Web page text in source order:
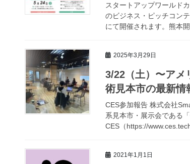
スタートアップワールド
のビジネス・ピッチコン
にて開催されます。熊本
2025年3月29日
3/22（土）〜アメ
術見本市の最新情
CES参加報告 株式会社
系見本市・展示会である
CES（https://
2021年1月1日